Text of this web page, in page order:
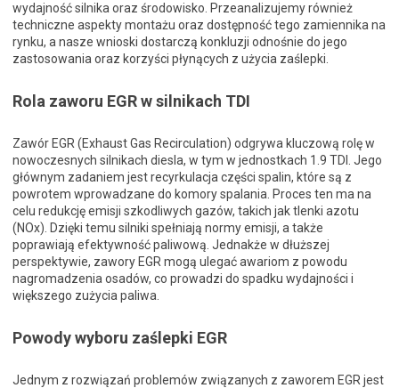
wydajność silnika oraz środowisko. Przeanalizujemy również
techniczne aspekty montażu oraz dostępność tego zamiennika na
rynku, a nasze wnioski dostarczą konkluzji odnośnie do jego
zastosowania oraz korzyści płynących z użycia zaślepki.
Rola zaworu EGR w silnikach TDI
Zawór EGR (Exhaust Gas Recirculation) odgrywa kluczową rolę w
nowoczesnych silnikach diesla, w tym w jednostkach 1.9 TDI. Jego
głównym zadaniem jest recyrkulacja części spalin, które są z
powrotem wprowadzane do komory spalania. Proces ten ma na
celu redukcję emisji szkodliwych gazów, takich jak tlenki azotu
(NOx). Dzięki temu silniki spełniają normy emisji, a także
poprawiają efektywność paliwową. Jednakże w dłuższej
perspektywie, zawory EGR mogą ulegać awariom z powodu
nagromadzenia osadów, co prowadzi do spadku wydajności i
większego zużycia paliwa.
Powody wyboru zaślepki EGR
Jednym z rozwiązań problemów związanych z zaworem EGR jest